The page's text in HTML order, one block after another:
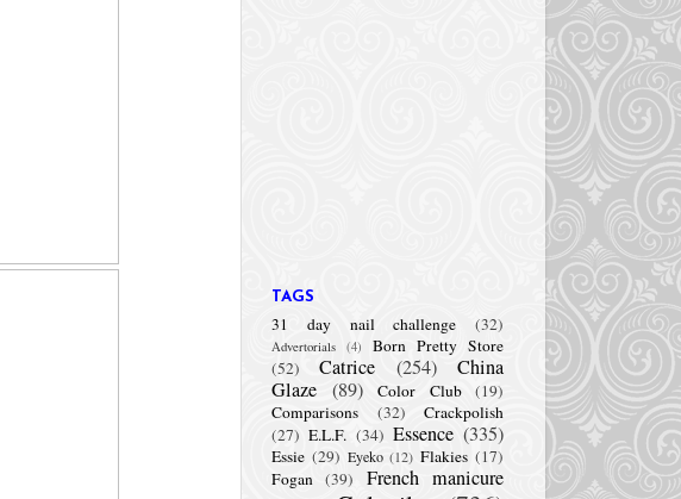
TAGS
31 day nail challenge (32)
Advertorials (4)
Born Pretty Store
(52)
Catrice (254)
China
Glaze (89) Color Club
(19)
Comparisons
(32)
Crackpolish
(27) E.L.F. (34) Essence (335)
Essie (29) Eyeko (12) Flakies (17)
Fogan (39)
French manicure